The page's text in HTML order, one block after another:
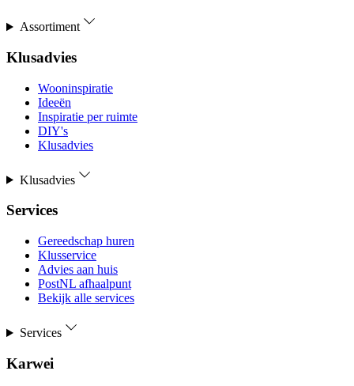
Assortiment
Klusadvies
Wooninspiratie
Ideeën
Inspiratie per ruimte
DIY's
Klusadvies
Klusadvies
Services
Gereedschap huren
Klusservice
Advies aan huis
PostNL afhaalpunt
Bekijk alle services
Services
Karwei